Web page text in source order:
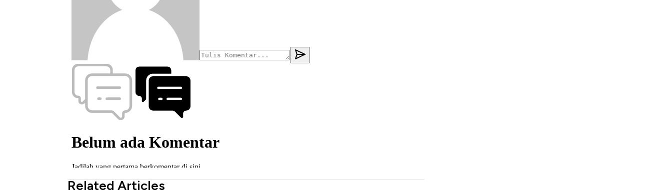
Related Articles